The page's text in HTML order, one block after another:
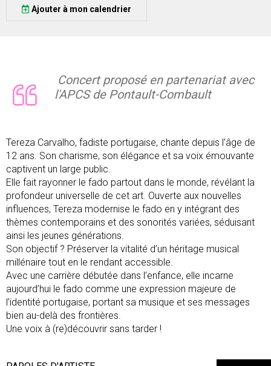
Ajouter à mon calendrier
Concert proposé en partenariat avec
l'APCS de Pontault-Combault
Tereza Carvalho, fadiste portugaise, chante depuis l’âge de
12 ans. Son charisme, son élégance et sa voix émouvante
captivent un large public.
Elle fait rayonner le fado partout dans le monde, révélant la
profondeur universelle de cet art. Ouverte aux nouvelles
influences, Tereza modernise le fado en y intégrant des
thèmes contemporains et des sonorités variées, séduisant
ainsi les jeunes générations.
Son objectif ? Préserver la vitalité d’un héritage musical
millénaire tout en le rendant accessible.
Avec une carrière débutée dans l’enfance, elle incarne
aujourd’hui le fado comme une expression majeure de
l’identité portugaise, portant sa musique et ses messages
bien au-delà des frontières.
Une voix à (re)découvrir sans tarder !